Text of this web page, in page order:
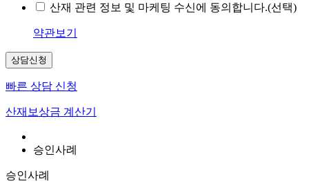
산재 관련 정보 및 마케팅 수신에 동의합니다.(선택)
약관보기
상담신청
빠른 상담 신청
산재보상금 계산기
승인사례
승인사례